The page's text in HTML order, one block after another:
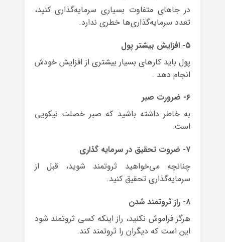
در جاهای متفاوت بسیاری سرمایه‌گذاری کنید،
تعدد سرمایه‌گذاری‌ها خطری ندارد.
۵- افزایش بیشتر پول
پول باید کارهای بسیار بیشتری از افزایش خودش
انجام دهد .
۶- ضرورت صبر
به خاطر داشته باشید که صبر خصلت نیکویی
است.
۷- ضروت تحقیق در سرمایه گذاری
چنانچه می‌خواهید ثروتمند شوید، قبل از
سرمایه‌گذاری تحقیق کنید.
۸- راز ثروتمند شدن
هرگز فراموش نکنید، راز اینکه کسی ثروتمند شود
این است که دیگران را ثروتمند کند.